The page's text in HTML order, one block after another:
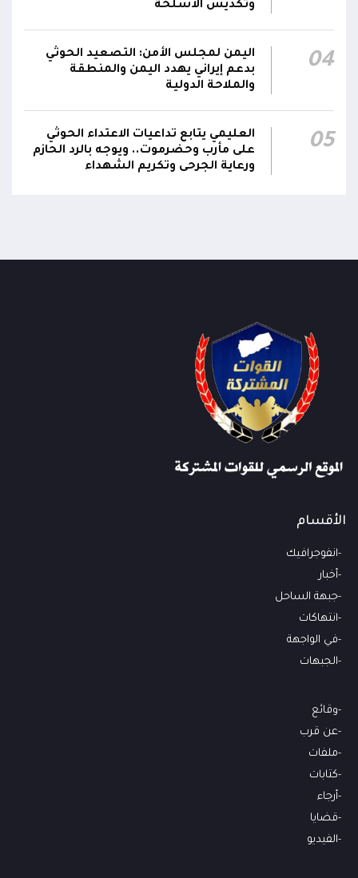
وتكديس الأسلحة
04
اليمن لمجلس الأمن: التصعيد الحوثي
بدعم إيراني يهدد اليمن والمنطقة
والملاحة الدولية
05
العليمي يتابع تداعيات الاعتداء الحوثي
على مأرب وحضرموت.. ويوجه بالرد الحازم
ورعاية الجرحى وتكريم الشهداء
الأقسام
انفوجرافيك
أخبار
جبهة الساحل
انتهاكات
في الواجهة
الجبهات
وقائع
عن قرب
ملفات
كتابات
أرجاء
قضايا
الفيديو